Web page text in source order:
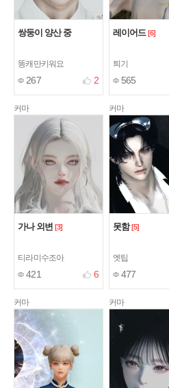
쌍둥이 양산 중
똥캐만키워요
267 2
레이어드 [6]
틔기
565
커마
가나 외변 [3]
티라미수조아
421 6
커마
못함 [5]
엣팁
477
커마 커마